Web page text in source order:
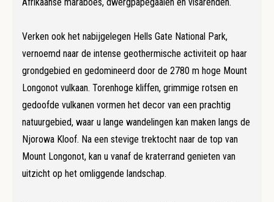
Verken ook het nabijgelegen Hells Gate National Park,
vernoemd naar de intense geothermische activiteit op haar
grondgebied en gedomineerd door de 2780 m hoge Mount
Longonot vulkaan. Torenhoge kliffen, grimmige rotsen en
gedoofde vulkanen vormen het decor van een prachtig
natuurgebied, waar u lange wandelingen kan maken langs de
Njorowa Kloof. Na een stevige trektocht naar de top van
Mount Longonot, kan u vanaf de kraterrand genieten van
uitzicht op het omliggende landschap.